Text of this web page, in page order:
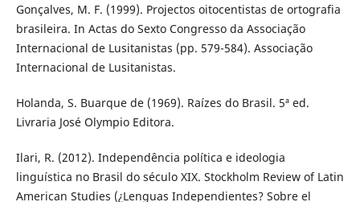
Gonçalves, M. F. (1999). Projectos oitocentistas de ortografia
brasileira. In Actas do Sexto Congresso da Associação
Internacional de Lusitanistas (pp. 579-584). Associação
Internacional de Lusitanistas.
Holanda, S. Buarque de (1969). Raízes do Brasil. 5ª ed.
Livraria José Olympio Editora.
Ilari, R. (2012). Independência política e ideologia
linguística no Brasil do século XIX. Stockholm Review of Latin
American Studies (¿Lenguas Independientes? Sobre el